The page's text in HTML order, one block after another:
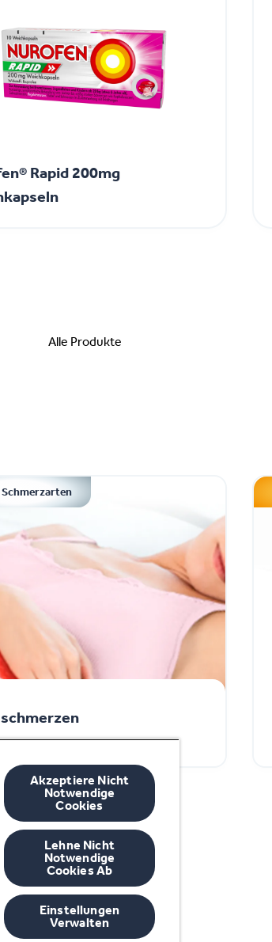
Rapid 200mg
Alle Produkte
Schmerzarten
Akzeptiere Nicht
Notwendige
Cookies
Lehne Nicht
Notwendige
Cookies Ab
Einstellungen
Verwalten